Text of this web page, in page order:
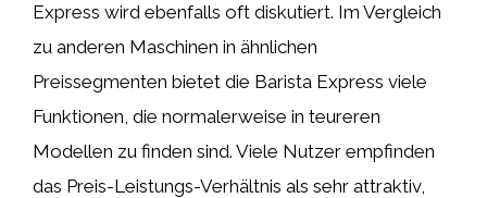
Express wird ebenfalls oft diskutiert. Im Vergleich
zu anderen Maschinen in ähnlichen
Preissegmenten bietet die Barista Express viele
Funktionen, die normalerweise in teureren
Modellen zu finden sind. Viele Nutzer empfinden
das Preis-Leistungs-Verhältnis als sehr attraktiv,